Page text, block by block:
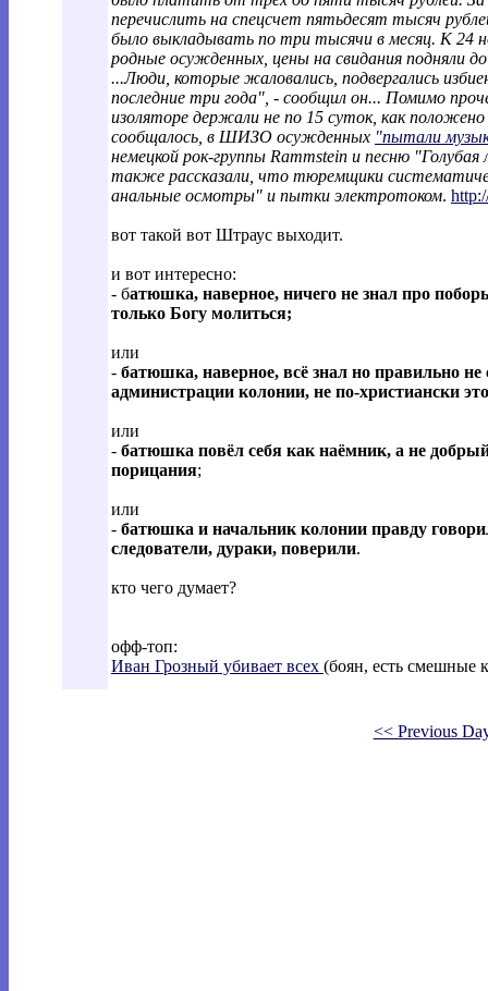
перечислить на спецсчет пятьдесят тысяч
было выкладывать по три тысячи в месяц. К 24
родные осужденных, цены на свидания подняли
...Люди, которые жаловались, подвергались
последние три года", - сообщил он... Помимо
изоляторе держали не по 15 суток, как
сообщалось, в ШИЗО осужденных "пытали
немецкой рок-группы Rammstein и песню
также рассказали, что тюремщики
анальные осмотры" и пытки электротоком.
вот такой вот Штраус выходит.
и вот интересно:
- батюшка, наверное, ничего не знал про
только Богу молиться;
или
- батюшка, наверное, всё знал но правильно не
администрации колонии, не по-христиански это
или
- батюшка повёл себя как наёмник, а не
порицания;
или
- батюшка и начальник колонии правду
следователи, дураки, поверили.
кто чего думает?
офф-топ:
Иван Грозный убивает всех (боян, есть смешные
<< Previous